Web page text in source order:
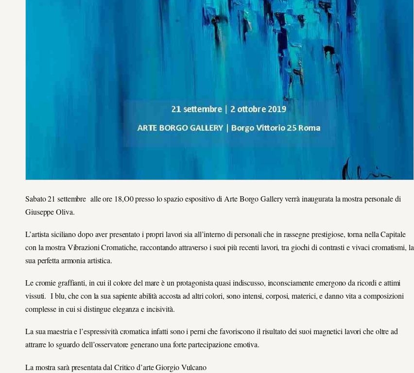
Sabato 21 settembre alle ore 18,O0 presso lo spazio espositivo di Arte Borgo Gallery verrà inaugurata la mostra personale di
Giuseppe Oliva.
L’artista siciliano dopo aver presentato i propri lavori sia all’interno di personali che in rassegne prestigiose, torna nella Capitale
con la mostra Vibrazioni Cromatiche, raccontando attraverso i suoi più recenti lavori, tra giochi di contrasti e vivaci cromatismi, la
sua perfetta armonia artistica.
Le cromie graffianti, in cui il colore del mare è un protagonista quasi indiscusso, inconsciamente emergono da ricordi e attimi
vissuti. I blu, che con la sua sapiente abilità accosta ad altri colori, sono intensi, corposi, materici, e danno vita a composizioni
complesse in cui si distingue eleganza e incisività.
La sua maestria e l’espressività cromatica infatti sono i perni che favoriscono il risultato dei suoi magnetici lavori che oltre ad
attrarre lo sguardo dell’osservatore generano una forte partecipazione emotiva.
La mostra sarà presentata dal Critico d’arte Giorgio Vulcano